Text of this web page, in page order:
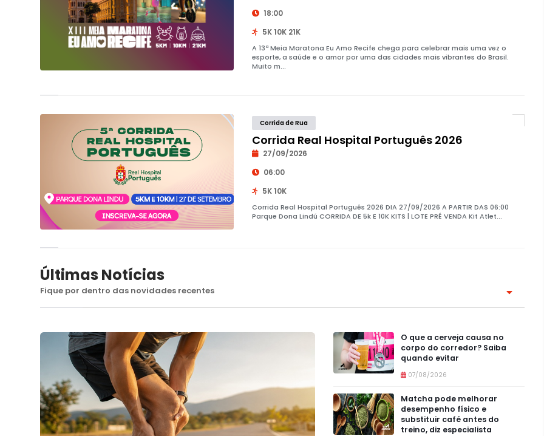
18:00
5K 10K 21K
A 13ª Meia Maratona Eu Amo Recife chega para celebrar mais uma vez o
esporte, a saúde e o amor por uma das cidades mais vibrantes do Brasil.
Muito m...
Corrida de Rua
Corrida Real Hospital Português 2026
27/09/2026
06:00
5K 10K
Corrida Real Hospital Português 2026 DIA 27/09/2026 A PARTIR DAS 06:00
Parque Dona Lindú CORRIDA DE 5k E 10K KITS | LOTE PRÉ VENDA Kit Atlet...
Últimas Notícias
Fique por dentro das novidades recentes
O que a cerveja causa no
corpo do corredor? Saiba
quando evitar
07/08/2026
Matcha pode melhorar
desempenho físico e
substituir café antes do
treino, diz especialista